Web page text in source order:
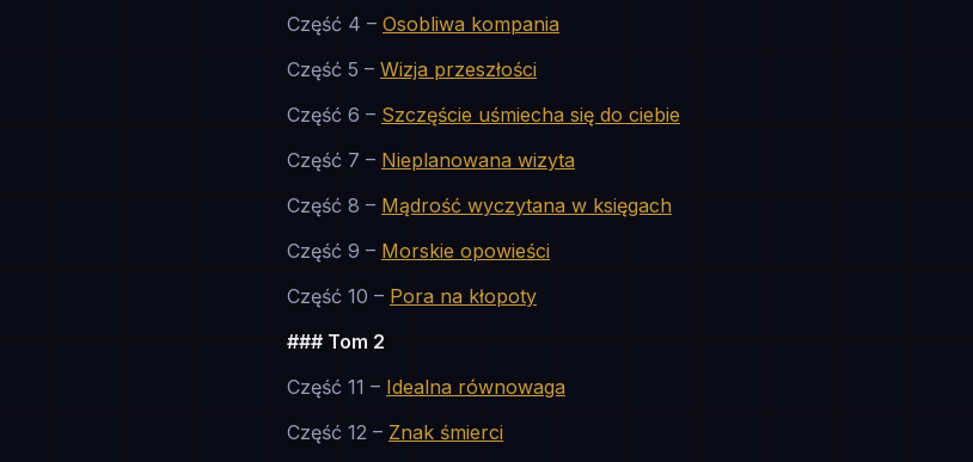
Część 4 – Osobliwa kompania
Część 5 – Wizja przeszłości
Część 6 – Szczęście uśmiecha się do ciebie
Część 7 – Nieplanowana wizyta
Część 8 – Mądrość wyczytana w księgach
Część 9 – Morskie opowieści
Część 10 – Pora na kłopoty
### Tom 2
Część 11 – Idealna równowaga
Część 12 – Znak śmierci